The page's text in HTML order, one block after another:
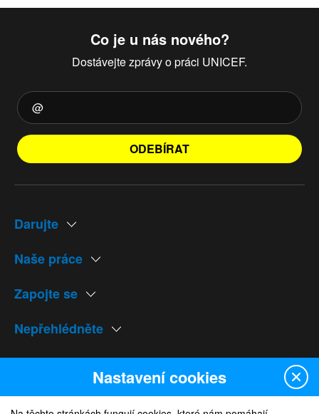
Co je u nás nového?
Dostávejte zprávy o práci UNICEF.
ODEBÍRAT
Darujte
Naše práce
Zapojte se
Nepřehlédněte
Naše weby
Nastavení cookies